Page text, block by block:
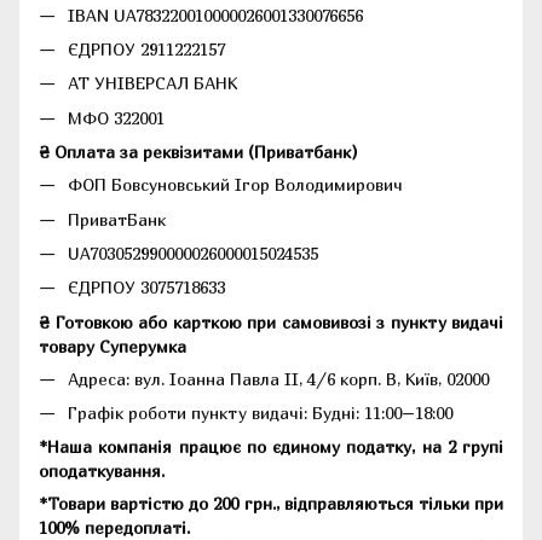
IBAN UA783220010000026001330076656
ЄДРПОУ 2911222157
АТ УНІВЕРСАЛ БАНК
МФО 322001
₴ Оплата за реквізитами (Приватбанк)
ФОП Бовсуновський Ігор Володимирович
ПриватБанк
UA703052990000026000015024535
ЄДРПОУ 3075718633
₴ Готовкою або карткою при самовивозі з пункту видачі
товару Суперумка
Адреса: вул. Іоанна Павла II, 4/6 корп. В, Київ, 02000
Графік роботи пункту видачі: Будні: 11:00–18:00
*Наша компанія працює по єдиному податку, на 2 групі
оподаткування.
*Товари вартістю до 200 грн., відправляються тільки при
100% передоплаті.